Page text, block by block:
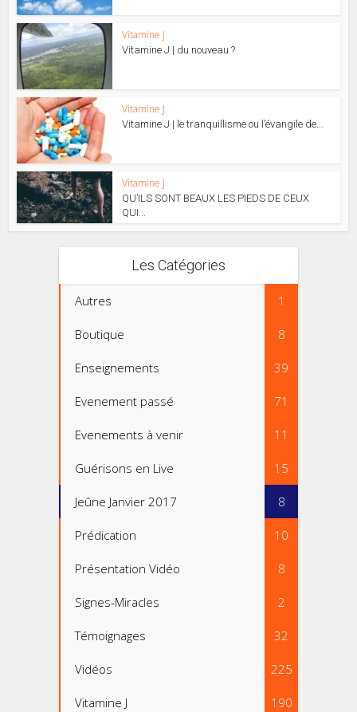
Vitamine J
Vitamine J | du nouveau ?
Vitamine J
Vitamine J | le tranquillisme ou l’évangile de...
Vitamine J
QU’ILS SONT BEAUX LES PIEDS DE CEUX
QUI...
Les Catégories
Autres 1
Boutique 8
Enseignements 39
Evenement passé 71
Evenements à venir 11
Guérisons en Live 15
Jeûne Janvier 2017 8
Prédication 10
Présentation Vidéo 8
Signes-Miracles 2
Témoignages 32
Vidéos 225
Vitamine J 190